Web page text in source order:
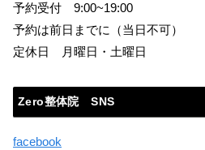
予約受付 9:00~19:00
予約は前日までに（当日不可）
定休日 月曜日・土曜日
Zero整体院 SNS
facebook